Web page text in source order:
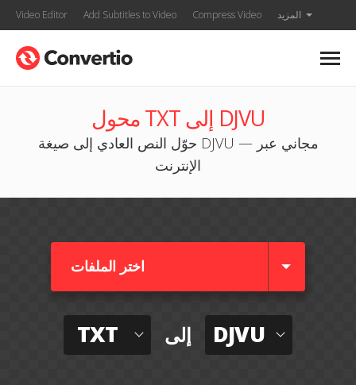
Video Editor Add Subtitles to Video Compress Video المزيد
محول TXT إلى DJVU
حوّل النص العادي إلى صيغة DJVU — مجاني عبر
الإنترنت
اختر الملفات
TXT إلى DJVU